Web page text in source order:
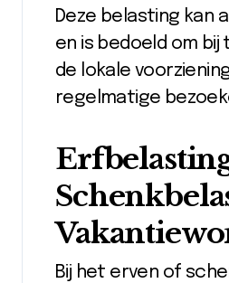
Deze belasting kan
en is bedoeld om bij
de lokale
regelmatige
Bij het erven of